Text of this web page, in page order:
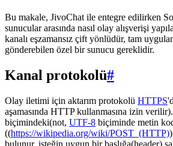
Bu makale, JivoChat ile entegre edilirken
sunucular arasında nasıl olay alışverişi
kanalı eşzamansız çift yönlüdür, tam
gönderebilen özel bir sunucu gereklidir.
Kanal protokolü#
Olay iletimi için aktarım protokolü HTTPS
aşamasında HTTP kullanmasına izin
biçimindeki(not, UTF-8 biçiminde metin
((https://wikipedia.org/wiki/POST_(HTTP)
bulunur, isteğin uygun bir başlığa(header)